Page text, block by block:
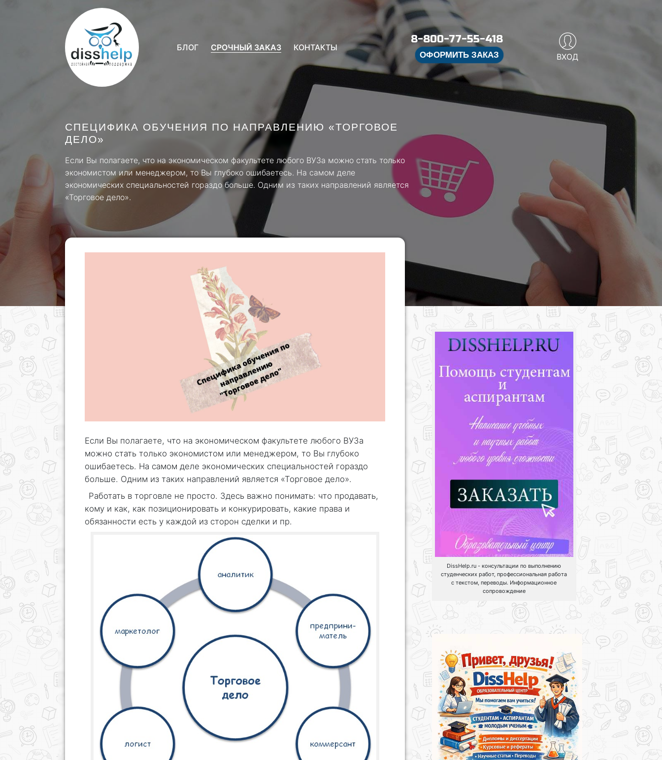
БЛОГ СРОЧНЫЙ ЗАКАЗ КОНТАКТЫ
8-800-77-55-418
ОФОРМИТЬ ЗАКАЗ ВХОД
СПЕЦИФИКА ОБУЧЕНИЯ ПО НАПРАВЛЕНИЮ «ТОРГОВОЕ
ДЕЛО»
Если Вы полагаете, что на экономическом факультете любого ВУЗа можно стать только
экономистом или менеджером, то Вы глубоко ошибаетесь. На самом деле
экономических специальностей гораздо больше. Одним из таких направлений является
«Торговое дело».
Если Вы полагаете, что на экономическом факультете любого ВУЗа
можно стать только экономистом или менеджером, то Вы глубоко
ошибаетесь. На самом деле экономических специальностей гораздо
больше. Одним из таких направлений является «Торговое дело».
Работать в торговле не просто. Здесь важно понимать: что продавать,
кому и как, как позиционировать и конкурировать, какие права и
обязанности есть у каждой из сторон сделки и пр.
DissHelp.ru - консультации по выполнению
студенческих работ, профессиональная работа
с текстом, переводы. Информационное
сопровождение